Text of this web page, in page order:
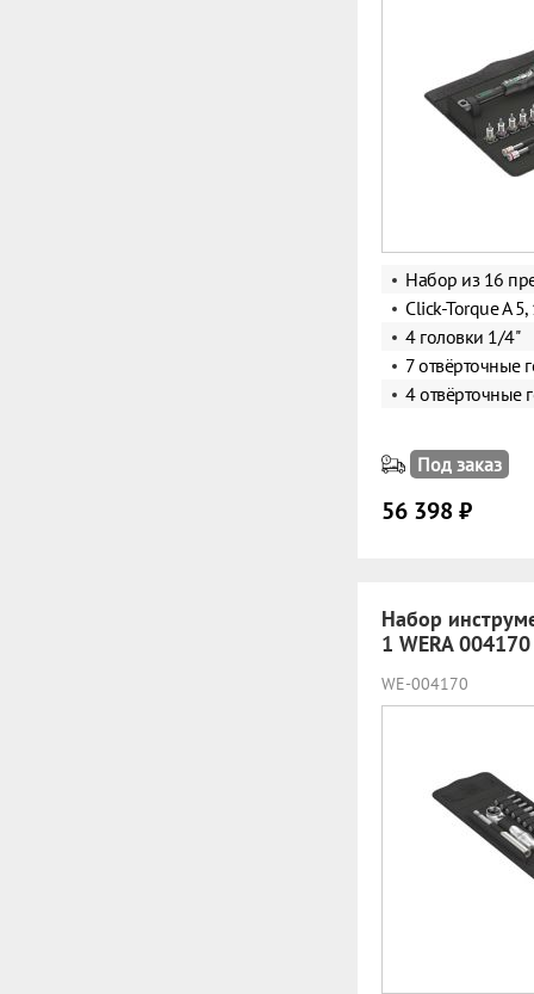
Набор из 16
Click-Torque A
4 головки 1/4"
7 отвёрточные
4 отвёрточные
Под заказ
56 398 ₽
Набор
1 WERA 004170
WE-004170